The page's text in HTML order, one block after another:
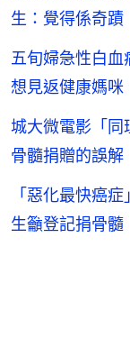
生：覺得係奇蹟
五旬婦急性白
想見返健康媽咪
城大微電影「同
骨髓捐贈的誤解
「惡化最快癌
生籲登記捐骨髓